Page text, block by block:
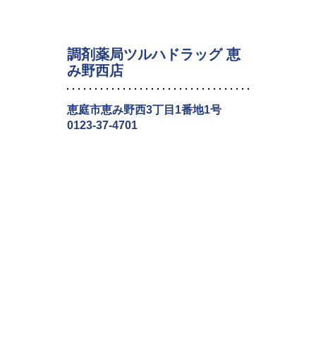
調剤薬局ツルハドラッグ 恵
み野西店
恵庭市恵み野西3丁目1番地1号
0123-37-4701